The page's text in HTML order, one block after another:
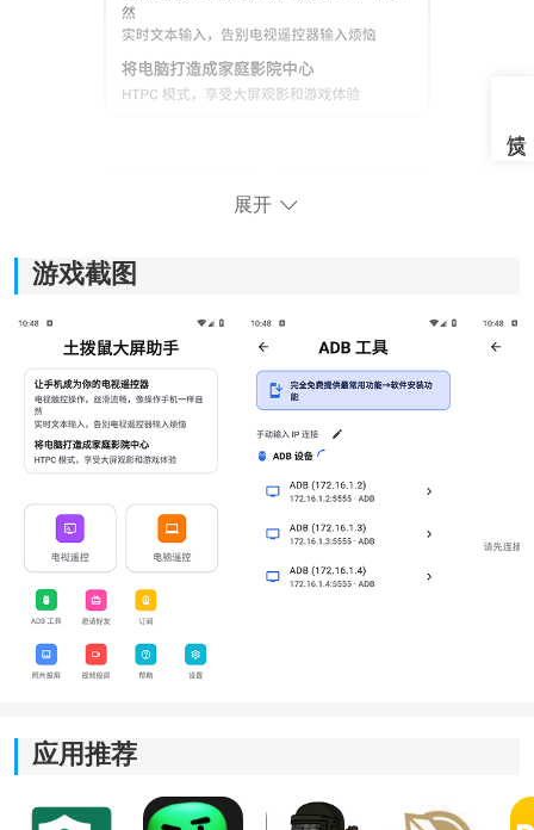
2、点击电视投屏，保持与手机在同一WiFi下进行即可。
展开
游戏截图
应用推荐